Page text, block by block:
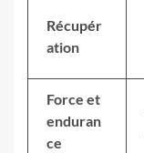
Récupér
ation
Force et
enduran
ce